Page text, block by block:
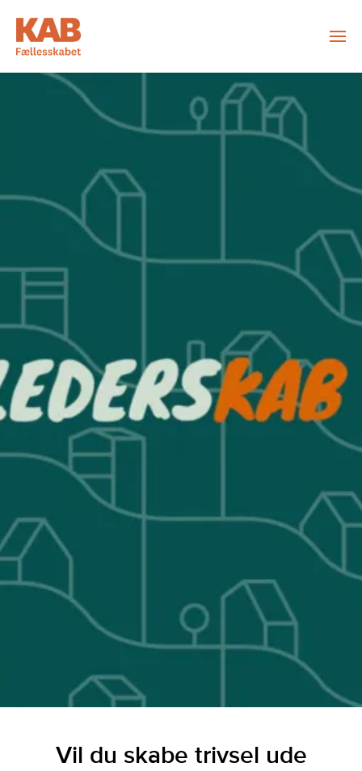
Vil du skabe trivsel ude